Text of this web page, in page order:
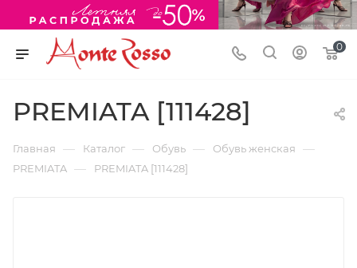
0
PREMIATA [111428]
Главная — Каталог — Обувь — Обувь женская —
PREMIATA — PREMIATA [111428]